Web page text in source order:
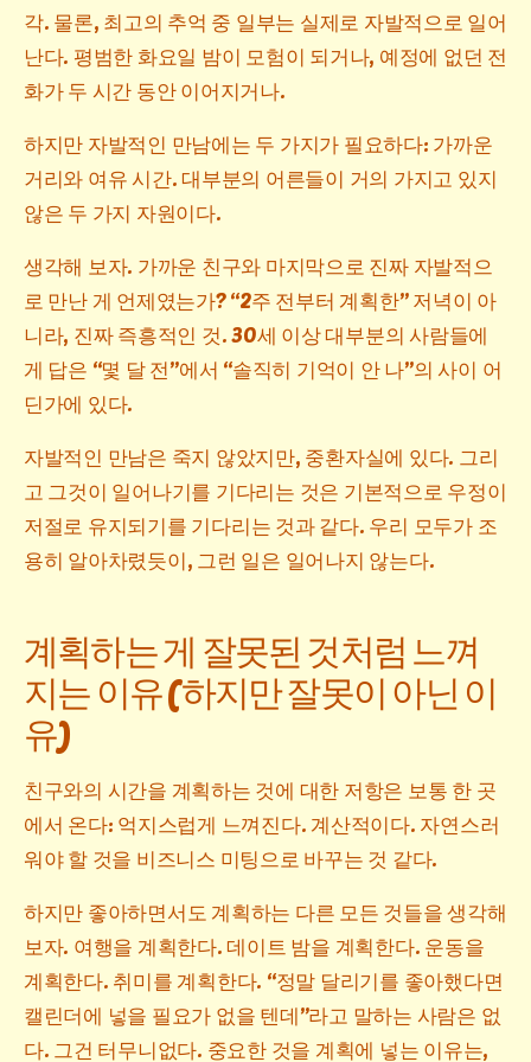
각. 물론, 최고의 추억 중 일부는 실제로 자발적으로 일어
난다. 평범한 화요일 밤이 모험이 되거나, 예정에 없던 전
화가 두 시간 동안 이어지거나.
하지만 자발적인 만남에는 두 가지가 필요하다: 가까운
거리와 여유 시간. 대부분의 어른들이 거의 가지고 있지
않은 두 가지 자원이다.
생각해 보자. 가까운 친구와 마지막으로 진짜 자발적으
로 만난 게 언제였는가? “2주 전부터 계획한” 저녁이 아
니라, 진짜 즉흥적인 것. 30세 이상 대부분의 사람들에
게 답은 “몇 달 전”에서 “솔직히 기억이 안 나”의 사이 어
딘가에 있다.
자발적인 만남은 죽지 않았지만, 중환자실에 있다. 그리
고 그것이 일어나기를 기다리는 것은 기본적으로 우정이
저절로 유지되기를 기다리는 것과 같다. 우리 모두가 조
용히 알아차렸듯이, 그런 일은 일어나지 않는다.
계획하는 게 잘못된 것처럼 느껴
지는 이유 (하지만 잘못이 아닌 이
유)
친구와의 시간을 계획하는 것에 대한 저항은 보통 한 곳
에서 온다: 억지스럽게 느껴진다. 계산적이다. 자연스러
워야 할 것을 비즈니스 미팅으로 바꾸는 것 같다.
하지만 좋아하면서도 계획하는 다른 모든 것들을 생각해
보자. 여행을 계획한다. 데이트 밤을 계획한다. 운동을
계획한다. 취미를 계획한다. “정말 달리기를 좋아했다면
캘린더에 넣을 필요가 없을 텐데”라고 말하는 사람은 없
다. 그건 터무니없다. 중요한 것을 계획에 넣는 이유는,